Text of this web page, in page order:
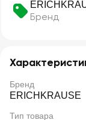
Бренд
Бренд
ERICHKRAUSE
Тип товара